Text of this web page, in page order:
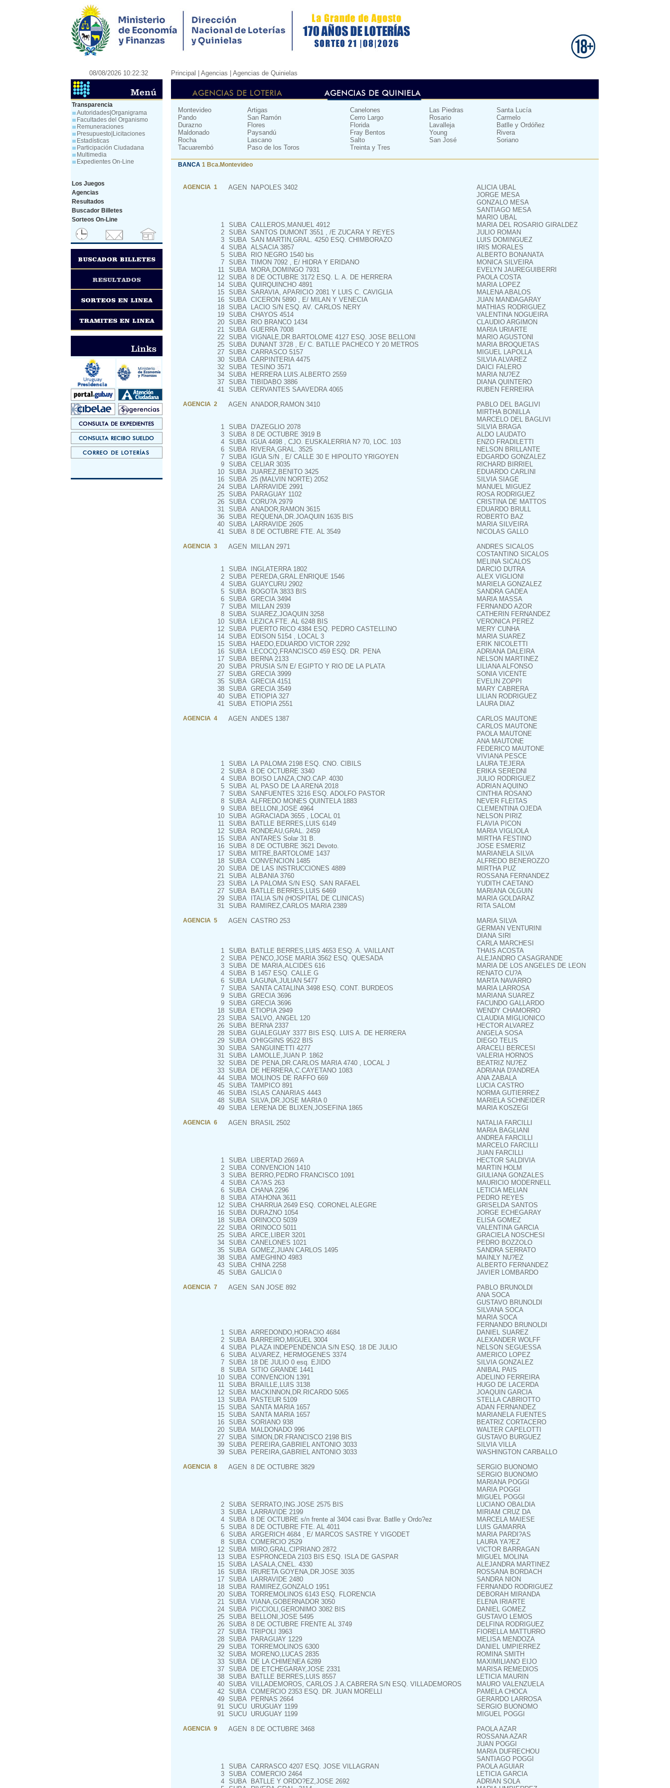
08/08/2026 10:22:32 Principal | Agencias | Agencias de Quinielas
Transparencia
Autoridades|Organigrama
Facultades del Organismo
Remuneraciones
Presupuesto|Licitaciones
Estadísticas
Participación Ciudadana
Multimedia
Expedientes On-Line
Los Juegos
Agencias
Resultados
Buscador Billetes
Sorteos On-Line
Montevideo Artigas Canelones Las Piedras
Santa Lucía
Pando
San Ramón Cerro Largo Rosario
Carmelo
Durazno
Flores Florida Lavalleja
Batlle y Ordóñez
Maldonado
Paysandú Fray Bentos Young
Rivera
Rocha
Lascano Salto San José
Soriano
Tacuarembó
Paso de los Toros Treinta y Tres
BANCA 1 Bca.Montevideo
AGENCIA 1 AGEN NAPOLES 3402
ALICIA UBAL
JORGE MESA
GONZALO MESA
SANTIAGO MESA
MARIO UBAL
1 SUBA CALLEROS,MANUEL 4912
MARIA DEL ROSARIO GIRALDEZ
2 SUBA SANTOS DUMONT 3551 , /E ZUCARA Y REYES
JULIO ROMAN
3 SUBA SAN MARTIN,GRAL. 4250 ESQ. CHIMBORAZO
LUIS DOMINGUEZ
4 SUBA ALSACIA 3857
IRIS MORALES
5 SUBA RIO NEGRO 1540 bis
ALBERTO BONANATA
7 SUBA TIMON 7092 , E/ HIDRA Y ERIDANO
MONICA SILVEIRA
11 SUBA MORA,DOMINGO 7931
EVELYN JAUREGUIBERRI
12 SUBA 8 DE OCTUBRE 3172 ESQ. L. A. DE HERRERA
PAOLA COSTA
14 SUBA QUIRQUINCHO 4891
MARIA LOPEZ
15 SUBA SARAVIA, APARICIO 2081 Y LUIS C. CAVIGLIA
MALENA ABALOS
16 SUBA CICERON 5890 , E/ MILAN Y VENECIA
JUAN MANDAGARAY
18 SUBA LACIO S/N ESQ. AV. CARLOS NERY
MATHIAS RODRIGUEZ
19 SUBA CHAYOS 4514
VALENTINA NOGUEIRA
20 SUBA RIO BRANCO 1434
CLAUDIO ARGIMON
21 SUBA GUERRA 7008
MARIA URIARTE
22 SUBA VIGNALE,DR.BARTOLOME 4127 ESQ. JOSE BELLONI
MARIO AGUSTONI
25 SUBA DUNANT 3728 , E/ C. BATLLE PACHECO Y 20 METROS
MARIA BROQUETAS
27 SUBA CARRASCO 5157
MIGUEL LAPOLLA
30 SUBA CARPINTERIA 4475
SILVIA ALVAREZ
32 SUBA TESINO 3571
DAICI FALERO
34 SUBA HERRERA LUIS.ALBERTO 2559
MARIA NU?EZ
37 SUBA TIBIDABO 3886
DIANA QUINTERO
41 SUBA CERVANTES SAAVEDRA 4065 RUBEN FERREIRA
AGENCIA 2 AGEN ANADOR,RAMON 3410
PABLO DEL BAGLIVI
MIRTHA BONILLA
MARCELO DEL BAGLIVI
1 SUBA D'AZEGLIO 2078
SILVIA BRAGA
3 SUBA 8 DE OCTUBRE 3919 B
ALDO LAUDATO
4 SUBA IGUA 4498 , CJO. EUSKALERRIA N? 70, LOC. 103
ENZO FRADILETTI
6 SUBA RIVERA,GRAL. 3525
NELSON BRILLANTE
7 SUBA IGUA S/N , E/ CALLE 30 E HIPOLITO YRIGOYEN
EDGARDO GONZALEZ
9 SUBA CELIAR 3035
RICHARD BIRRIEL
10 SUBA JUAREZ,BENITO 3425
EDUARDO CARLINI
16 SUBA 25 (MALVIN NORTE) 2052
SILVIA SIAGE
24 SUBA LARRAVIDE 2991
MANUEL MIGUEZ
25 SUBA PARAGUAY 1102
ROSA RODRIGUEZ
26 SUBA CORU?A 2979
CRISTINA DE MATTOS
31 SUBA ANADOR,RAMON 3615
EDUARDO BRULL
36 SUBA REQUENA,DR.JOAQUIN 1635 BIS
ROBERTO BAZ
40 SUBA LARRAVIDE 2605
MARIA SILVEIRA
41 SUBA 8 DE OCTUBRE FTE. AL 3549 NICOLAS GALLO
AGENCIA 3 AGEN MILLAN 2971
ANDRES SICALOS
COSTANTINO SICALOS
MELINA SICALOS
1 SUBA INGLATERRA 1802
DARCIO DUTRA
2 SUBA PEREDA,GRAL.ENRIQUE 1546
ALEX VIGLIONI
4 SUBA GUAYCURU 2902
MARIELA GONZALEZ
5 SUBA BOGOTA 3833 BIS
SANDRA GADEA
6 SUBA GRECIA 3494
MARIA MASSA
7 SUBA MILLAN 2939
FERNANDO AZOR
8 SUBA SUAREZ,JOAQUIN 3258
CATHERIN FERNANDEZ
10 SUBA LEZICA FTE. AL 6248 BIS
VERONICA PEREZ
12 SUBA PUERTO RICO 4384 ESQ. PEDRO CASTELLINO
MERY CUNHA
14 SUBA EDISON 5154 , LOCAL 3
MARIA SUAREZ
15 SUBA HAEDO,EDUARDO VICTOR 2292
ERIK NICOLETTI
16 SUBA LECOCQ,FRANCISCO 459 ESQ. DR. PENA
ADRIANA DALEIRA
17 SUBA BERNA 2133
NELSON MARTINEZ
20 SUBA PRUSIA S/N E/ EGIPTO Y RIO DE LA PLATA
LILIANA ALFONSO
27 SUBA GRECIA 3999
SONIA VICENTE
35 SUBA GRECIA 4151
EVELIN ZOPPI
38 SUBA GRECIA 3549
MARY CABRERA
40 SUBA ETIOPIA 327
LILIAN RODRIGUEZ
41 SUBA ETIOPIA 2551 LAURA DIAZ
AGENCIA 4 AGEN ANDES 1387
CARLOS MAUTONE
CARLOS MAUTONE
PAOLA MAUTONE
ANA MAUTONE
FEDERICO MAUTONE
VIVIANA PESCE
1 SUBA LA PALOMA 2198 ESQ. CNO. CIBILS
LAURA TEJERA
2 SUBA 8 DE OCTUBRE 3340
ERIKA SEREDNI
4 SUBA BOISO LANZA,CNO.CAP. 4030
JULIO RODRIGUEZ
5 SUBA AL PASO DE LA ARENA 2018
ADRIAN AQUINO
7 SUBA SANFUENTES 3216 ESQ. ADOLFO PASTOR
CINTHIA ROSANO
8 SUBA ALFREDO MONES QUINTELA 1883
NEVER FLEITAS
9 SUBA BELLONI,JOSE 4964
CLEMENTINA OJEDA
10 SUBA AGRACIADA 3655 , LOCAL 01
NELSON PIRIZ
11 SUBA BATLLE BERRES,LUIS 6149
FLAVIA PICON
12 SUBA RONDEAU,GRAL. 2459
MARIA VIGLIOLA
15 SUBA ANTARES Solar 31 B.
MIRTHA FESTINO
16 SUBA 8 DE OCTUBRE 3621 Devoto.
JOSE ESMERIZ
17 SUBA MITRE,BARTOLOME 1437
MARIANELA SILVA
18 SUBA CONVENCION 1485
ALFREDO BENEROZZO
20 SUBA DE LAS INSTRUCCIONES 4889
MIRTHA PUZ
21 SUBA ALBANIA 3760
ROSSANA FERNANDEZ
23 SUBA LA PALOMA S/N ESQ. SAN RAFAEL
YUDITH CAETANO
27 SUBA BATLLE BERRES,LUIS 6469
MARIANA OLGUIN
29 SUBA ITALIA S/N (HOSPITAL DE CLINICAS)
MARIA GOLDARAZ
31 SUBA RAMIREZ,CARLOS MARIA 2389 RITA SALOM
AGENCIA 5 AGEN CASTRO 253
MARIA SILVA
GERMAN VENTURINI
DIANA SIRI
CARLA MARCHESI
1 SUBA BATLLE BERRES,LUIS 4653 ESQ. A. VAILLANT
THAIS ACOSTA
2 SUBA PENCO,JOSE MARIA 3562 ESQ. QUESADA
ALEJANDRO CASAGRANDE
3 SUBA DE MARIA,ALCIDES 616
MARIA DE LOS ANGELES DE LEON
4 SUBA B 1457 ESQ. CALLE G
RENATO CU?A
6 SUBA LAGUNA,JULIAN 5477
MARTA NAVARRO
7 SUBA SANTA CATALINA 3498 ESQ. CONT. BURDEOS
MARIA LARROSA
9 SUBA GRECIA 3696
MARIANA SUAREZ
9 SUBA GRECIA 3696
FACUNDO GALLARDO
18 SUBA ETIOPIA 2949
WENDY CHAMORRO
23 SUBA SALVO, ANGEL 120
CLAUDIA MIGLIONICO
26 SUBA BERNA 2337
HECTOR ALVAREZ
28 SUBA GUALEGUAY 3377 BIS ESQ. LUIS A. DE HERRERA
ANGELA SOSA
29 SUBA O'HIGGINS 9522 BIS
DIEGO TELIS
30 SUBA SANGUINETTI 4277
ARACELI BERCESI
31 SUBA LAMOLLE,JUAN P. 1862
VALERIA HORNOS
32 SUBA DE PENA,DR.CARLOS MARIA 4740 , LOCAL J
BEATRIZ NU?EZ
33 SUBA DE HERRERA,C.CAYETANO 1083
ADRIANA D'ANDREA
44 SUBA MOLINOS DE RAFFO 669
ANA ZABALA
45 SUBA TAMPICO 891
LUCIA CASTRO
46 SUBA ISLAS CANARIAS 4443
NORMA GUTIERREZ
48 SUBA SILVA,DR.JOSE MARIA 0
MARIELA SCHNEIDER
49 SUBA LERENA DE BLIXEN,JOSEFINA 1865 MARIA KOSZEGI
AGENCIA 6 AGEN BRASIL 2502
NATALIA FARCILLI
MARIA BAGLIANI
ANDREA FARCILLI
MARCELO FARCILLI
JUAN FARCILLI
1 SUBA LIBERTAD 2669 A
HECTOR SALDIVIA
2 SUBA CONVENCION 1410
MARTIN HOLM
3 SUBA BERRO,PEDRO FRANCISCO 1091
GIULIANA GONZALES
4 SUBA CA?AS 263
MAURICIO MODERNELL
6 SUBA CHANA 2296
LETICIA MELIAN
8 SUBA ATAHONA 3611
PEDRO REYES
12 SUBA CHARRUA 2649 ESQ. CORONEL ALEGRE
GRISELDA SANTOS
16 SUBA DURAZNO 1054
JORGE ECHEGARAY
18 SUBA ORINOCO 5039
ELISA GOMEZ
22 SUBA ORINOCO 5011
VALENTINA GARCIA
25 SUBA ARCE,LIBER 3201
GRACIELA NOSCHESI
34 SUBA CANELONES 1021
PEDRO BOZZOLO
35 SUBA GOMEZ,JUAN CARLOS 1495
SANDRA SERRATO
38 SUBA AMEGHINO 4983
MAINLY NU?EZ
43 SUBA CHINA 2258
ALBERTO FERNANDEZ
45 SUBA GALICIA 0 JAVIER LOMBARDO
AGENCIA 7 AGEN SAN JOSE 892
PABLO BRUNOLDI
ANA SOCA
GUSTAVO BRUNOLDI
SILVANA SOCA
MARIA SOCA
FERNANDO BRUNOLDI
1 SUBA ARREDONDO,HORACIO 4684
DANIEL SUAREZ
2 SUBA BARREIRO,MIGUEL 3004
ALEXANDER WOLFF
4 SUBA PLAZA INDEPENDENCIA S/N ESQ. 18 DE JULIO
NELSON SEGUESSA
6 SUBA ALVAREZ, HERMOGENES 3374
AMERICO LOPEZ
7 SUBA 18 DE JULIO 0 esq. EJIDO
SILVIA GONZALEZ
8 SUBA SITIO GRANDE 1441
ANIBAL PAIS
10 SUBA CONVENCION 1391
ADELINO FERREIRA
11 SUBA BRAILLE,LUIS 3138
HUGO DE LACERDA
12 SUBA MACKINNON,DR.RICARDO 5065
JOAQUIN GARCIA
13 SUBA PASTEUR 5109
STELLA CABRIOTTO
15 SUBA SANTA MARIA 1657
ADAN FERNANDEZ
15 SUBA SANTA MARIA 1657
MARIANELA FUENTES
16 SUBA SORIANO 938
BEATRIZ CORTACERO
20 SUBA MALDONADO 996
WALTER CAPELOTTI
27 SUBA SIMON,DR.FRANCISCO 2198 BIS
GUSTAVO BURGUEZ
39 SUBA PEREIRA,GABRIEL ANTONIO 3033
SILVIA VILLA
39 SUBA PEREIRA,GABRIEL ANTONIO 3033 WASHINGTON CARBALLO
AGENCIA 8 AGEN 8 DE OCTUBRE 3829
SERGIO BUONOMO
SERGIO BUONOMO
MARIANA POGGI
MARIA POGGI
MIGUEL POGGI
2 SUBA SERRATO,ING.JOSE 2575 BIS
LUCIANO OBALDIA
3 SUBA LARRAVIDE 2199
MIRIAM CRUZ DA
4 SUBA 8 DE OCTUBRE s/n frente al 3404 casi Bvar. Batlle y Ordo?ez
MARCELA MAIESE
5 SUBA 8 DE OCTUBRE FTE. AL 4011
LUIS GAMARRA
6 SUBA ARGERICH 4684 , E/ MARCOS SASTRE Y VIGODET
MARIA PARDI?AS
8 SUBA COMERCIO 2529
LAURA YA?EZ
12 SUBA MIRO,GRAL.CIPRIANO 2872
VICTOR BARRAGAN
13 SUBA ESPRONCEDA 2103 BIS ESQ. ISLA DE GASPAR
MIGUEL MOLINA
15 SUBA LASALA,CNEL. 4330
ALEJANDRA MARTINEZ
16 SUBA IRURETA GOYENA,DR.JOSE 3035
ROSSANA BORDACH
17 SUBA LARRAVIDE 2480
SANDRA NION
18 SUBA RAMIREZ,GONZALO 1951
FERNANDO RODRIGUEZ
20 SUBA TORREMOLINOS 6143 ESQ. FLORENCIA
DEBORAH MIRANDA
21 SUBA VIANA,GOBERNADOR 3050
ELENA IRIARTE
24 SUBA PICCIOLI,GERONIMO 3082 BIS
DANIEL GOMEZ
25 SUBA BELLONI,JOSE 5495
GUSTAVO LEMOS
26 SUBA 8 DE OCTUBRE FRENTE AL 3749
DELFINA RODRIGUEZ
27 SUBA TRIPOLI 3963
FIORELLA MATTURRO
28 SUBA PARAGUAY 1229
MELISA MENDOZA
29 SUBA TORREMOLINOS 6300
DANIEL UMPIERREZ
32 SUBA MORENO,LUCAS 2835
ROMINA SMITH
33 SUBA DE LA CHIMENEA 6289
MAXIMILIANO EIJO
37 SUBA DE ETCHEGARAY,JOSE 2331
MARISA REMEDIOS
38 SUBA BATLLE BERRES,LUIS 8557
LETICIA MAURIN
40 SUBA VILLADEMOROS, CARLOS J.A.CABRERA S/N ESQ. VILLADEMOROS
MAURO VALENZUELA
42 SUBA COMERCIO 2353 ESQ. DR. JUAN MORELLI
PAMELA CHOCA
49 SUBA PERNAS 2664
GERARDO LARROSA
91 SUCU URUGUAY 1199
SERGIO BUONOMO
91 SUCU URUGUAY 1199 MIGUEL POGGI
AGENCIA 9 AGEN 8 DE OCTUBRE 3468
PAOLA AZAR
ROSSANA AZAR
JUAN POGGI
MARIA DUFRECHOU
SANTIAGO POGGI
1 SUBA CARRASCO 4207 ESQ. JOSE VILLAGRAN
PAOLA AGUIAR
3 SUBA COMERCIO 2464
LETICIA GARCIA
4 SUBA BATLLE Y ORDO?EZ,JOSE 2692
ADRIAN SOLA